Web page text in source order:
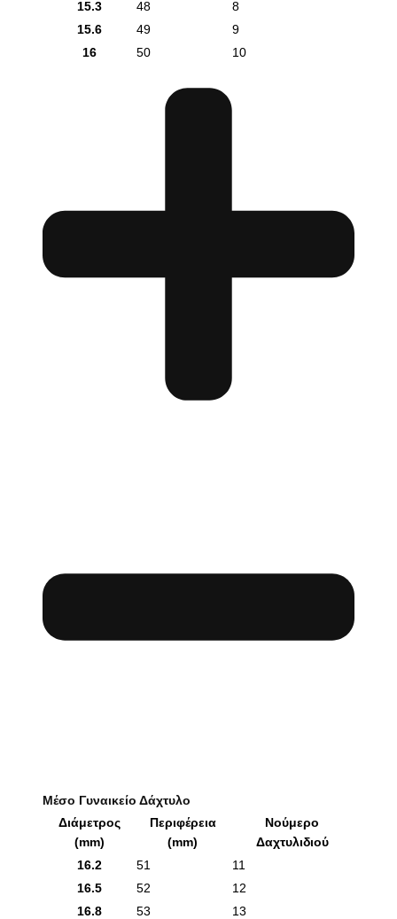
15.3 48
8
15.6
49
9
16
50 10
Μέσο Γυναικείο Δάχτυλο
Διάμετρος
(mm)
Περιφέρεια
(mm)
Νούμερο
Δαχτυλιδιού
16.2
51
11
16.5
52
12
16.8
53
13